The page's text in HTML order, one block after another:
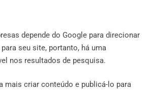
depende do Google para direcionar
seu site, portanto, há uma
nos resultados de pesquisa.
mais criar conteúdo e publicá-lo para